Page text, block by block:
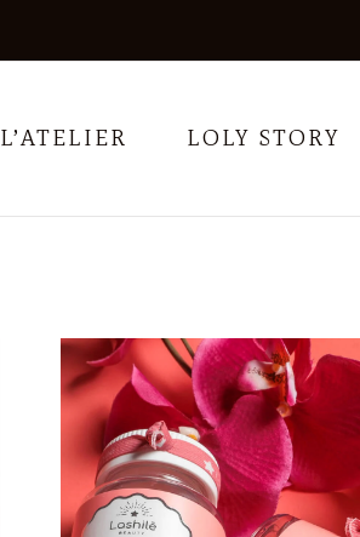
L’ATELIER LOLY STORY